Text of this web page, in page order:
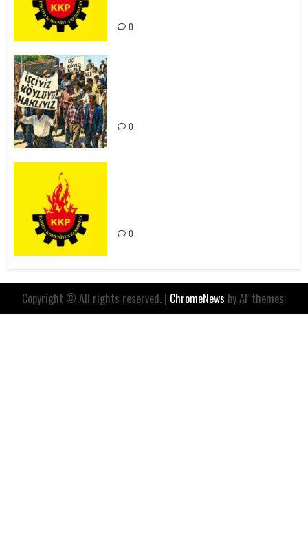
0
0
0
Copyright © All rights reserved. | ChromeNews by AF themes.